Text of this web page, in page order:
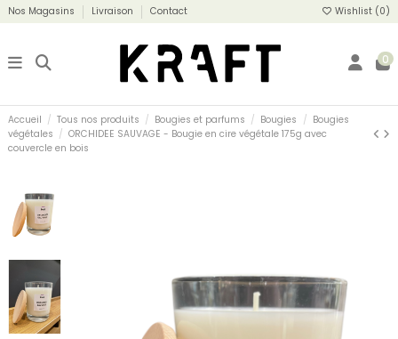
Nos Magasins Livraison Contact Wishlist (0)
0
Accueil Tous nos produits Bougies et parfums Bougies
Bougies
végétales
ORCHIDEE SAUVAGE - Bougie en cire végétale 175g avec
couvercle en bois